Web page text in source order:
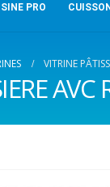
PRO CUISSON
VITRINE
AVC